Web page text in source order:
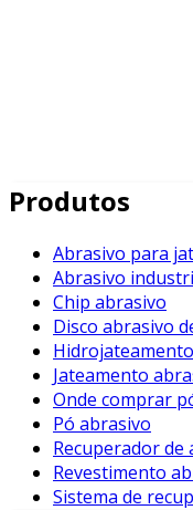
Produtos
Abrasivo para
Abrasivo
Chip abrasivo
Disco abrasivo
Jateamento
Onde comprar
Pó abrasivo
Recuperador de
Revestimento
Sistema de